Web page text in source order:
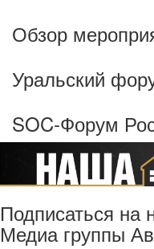
Обзор
Уральский
SOC-Форум
Подписаться на
Медиа группы